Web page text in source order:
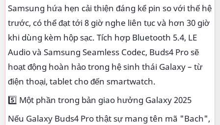
Samsung hứa hẹn cải thiện đáng kể pin so với thế hệ
trước, có thể đạt tới 8 giờ nghe liên tục và hơn 30 giờ
khi dùng kèm hộp sạc. Tích hợp Bluetooth 5.4, LE
Audio và Samsung Seamless Codec, Buds4 Pro sẽ
hoạt động hoàn hảo trong hệ sinh thái Galaxy – từ
điện thoại, tablet cho đến smartwatch.
5️⃣ Một phần trong bản giao hưởng Galaxy 2025
Nếu Galaxy Buds4 Pro thật sự mang tên mã "Bach",